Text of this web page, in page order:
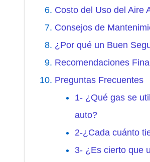
Costo del Uso del Aire
Consejos de
¿Por qué un Buen
Recomendaciones
Preguntas Frecuentes
1- ¿Qué gas se
auto?
2-¿Cada cuánto
3- ¿Es cierto que